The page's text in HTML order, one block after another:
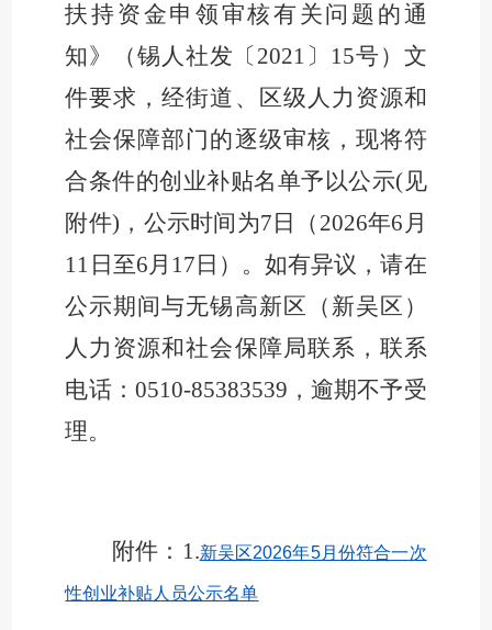
扶持资金申领审核有关问题的通
知》（锡人社发〔 2021 〕 15号）文
件要求，经街道、区级人力资源和
社会保障部门的逐级审核，现将符
合条件的创业补贴名单予以公示( 见
附件) ，公示时间为7 日（ 2026年6 月
11 日至6月 17 日）。如有异议，请在
公示期间与无锡高新区（新吴区）
人力资源和社会保障局联系，联系
电话： 0510-85383539 ，逾期不予受
理。
附件： 1.新吴区2026年5月份符合一次
性创业补贴人员公示名单